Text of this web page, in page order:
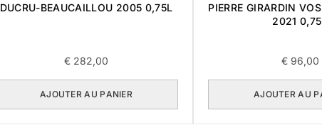
DUCRU-BEAUCAILLOU 2005 0,75L
€ 282,00
AJOUTER AU PANIER
PIERRE GIRARDIN
2021
€96,00
AJOUTER AU